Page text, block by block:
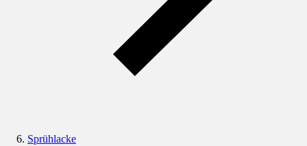
Sprühlacke